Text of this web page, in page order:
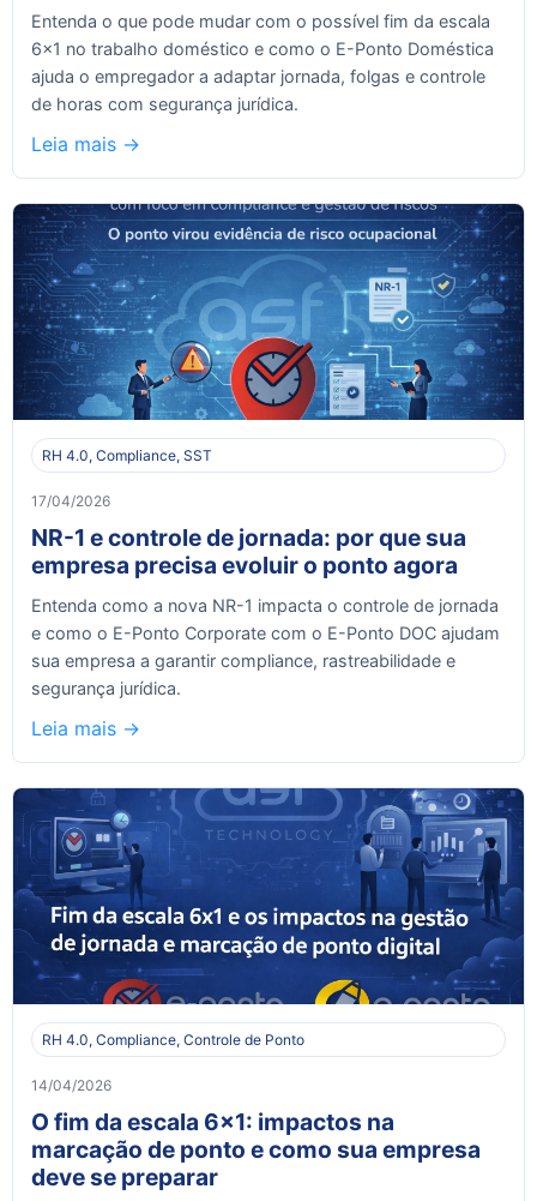
Entenda o que pode mudar com o possível fim da escala
6x1 no trabalho doméstico e como o E-Ponto Doméstica
ajuda o empregador a adaptar jornada, folgas e controle
de horas com segurança jurídica.
Leia mais ->
RH 4.0, Compliance, SST
17/04/2026
NR-1 e controle de jornada: por que sua
empresa precisa evoluir o ponto agora
Entenda como a nova NR-1 impacta o controle de jornada
e como o E-Ponto Corporate com o E-Ponto DOC ajudam
sua empresa a garantir compliance, rastreabilidade e
segurança jurídica.
Leia mais ->
RH 4.0, Compliance, Controle de Ponto
14/04/2026
O fim da escala 6x1: impactos na
marcação de ponto e como sua empresa
deve se preparar